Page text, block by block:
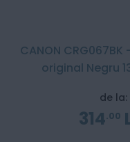
CANON
original Negru
de la:
314 00